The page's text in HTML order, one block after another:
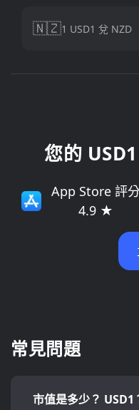
🇳🇿1 USD1 兌 NZD
您的
App Store 評
4.9 ★
常見問題
市值是多少？ USD1